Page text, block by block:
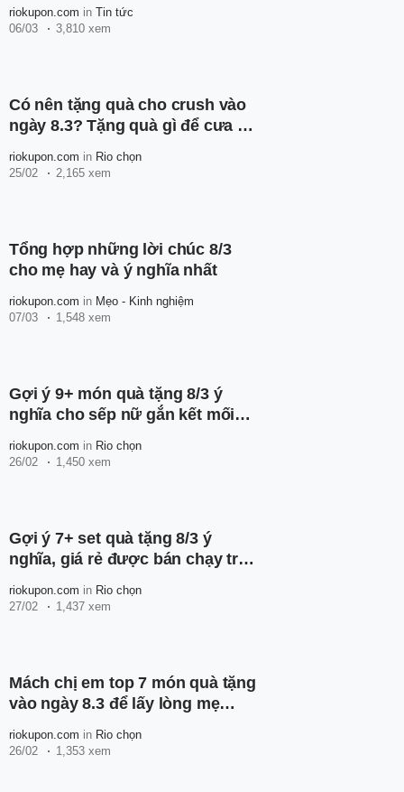
riokupon.com in Tin tức
06/03
3,810 xem
Có nên tặng quà cho crush vào
ngày 8.3? Tặng quà gì để cưa đổ
riokupon.com in Rio chọn
25/02
2,165 xem
Tổng hợp những lời chúc 8/3
cho mẹ hay và ý nghĩa nhất
riokupon.com in Mẹo - Kinh nghiệm
07/03
1,548 xem
Gợi ý 9+ món quà tặng 8/3 ý
nghĩa cho sếp nữ gắn kết mối
riokupon.com in Rio chọn
26/02
1,450 xem
Gợi ý 7+ set quà tặng 8/3 ý
nghĩa, giá rẻ được bán chạy trên
riokupon.com in Rio chọn
27/02
1,437 xem
Mách chị em top 7 món quà tặng
vào ngày 8.3 để lấy lòng mẹ
riokupon.com in Rio chọn
26/02
1,353 xem